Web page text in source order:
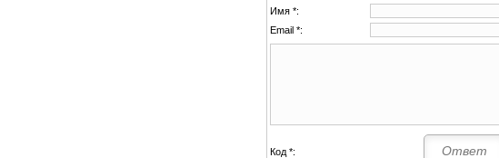
Имя *:
Email *:
Код *: